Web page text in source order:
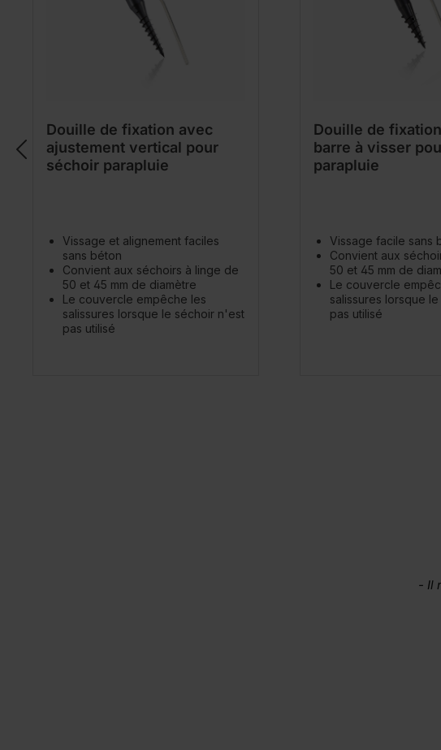
Douille de fixation avec
ajustement vertical pour
séchoir parapluie
Vissage et alignement faciles
sans béton
Convient aux séchoirs à linge de
50 et 45 mm de diamètre
Le couvercle empêche les
salissures lorsque le séchoir n'est
pas utilisé
Douille de
barre à visser
parapluie
Vissage facile sans
Convient aux
50 et 45 mm de
Le couvercle
salissures lorsque
pas utilisé
- Il